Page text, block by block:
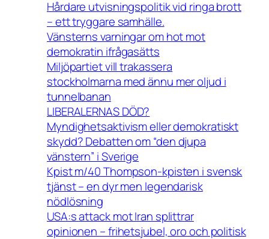
Hårdare utvisningspolitik vid ringa brott
– ett tryggare samhälle.
Vänsterns varningar om hot mot
demokratin ifrågasätts
Miljöpartiet vill trakassera
stockholmarna med ännu mer oljud i
tunnelbanan
LIBERALERNAS DÖD?
Myndighetsaktivism eller demokratiskt
skydd? Debatten om “den djupa
vänstern” i Sverige
Kpist m/40 Thompson-kpisten i svensk
tjänst – en dyr men legendarisk
nödlösning
USA:s attack mot Iran splittrar
opinionen – frihetsjubel, oro och politisk